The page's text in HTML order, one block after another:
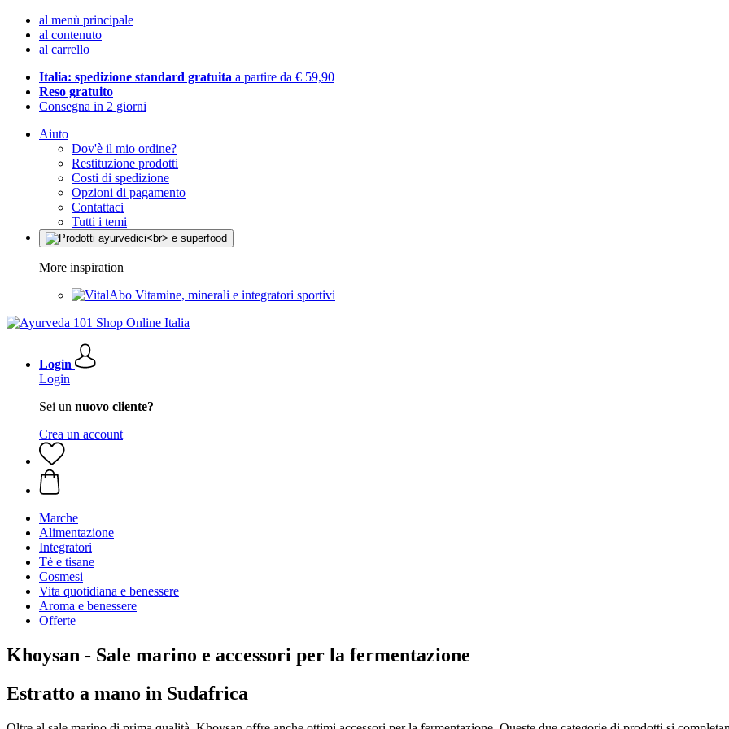
al menù principale
al contenuto
al carrello
Italia: spedizione standard gratuita a partire da € 59,90
Reso gratuito
Consegna in 2 giorni
Aiuto
Dov'è il mio ordine?
Restituzione prodotti
Costi di spedizione
Opzioni di pagamento
Contattaci
Tutti i temi
More inspiration
Vitamine, minerali e integratori sportivi
Login
Login
Sei un nuovo cliente?
Crea un account
Marche
Alimentazione
Integratori
Tè e tisane
Cosmesi
Vita quotidiana e benessere
Aroma e benessere
Offerte
Khoysan - Sale marino e accessori per la fermentazione
Estratto a mano in Sudafrica